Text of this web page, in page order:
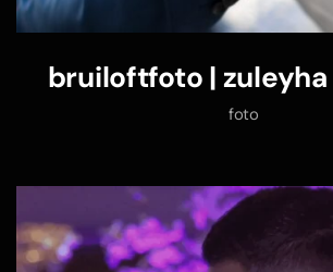
bruiloftfoto |
foto